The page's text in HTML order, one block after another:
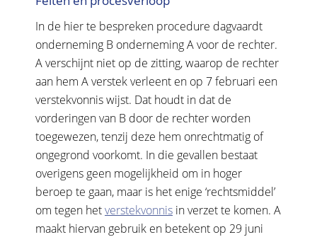
In de hier te bespreken procedure dagvaardt
onderneming B onderneming A voor de rechter.
A verschijnt niet op de zitting, waarop de rechter
aan hem A verstek verleent en op 7 februari een
verstekvonnis wijst. Dat houdt in dat de
vorderingen van B door de rechter worden
toegewezen, tenzij deze hem onrechtmatig of
ongegrond voorkomt. In die gevallen bestaat
overigens geen mogelijkheid om in hoger
beroep te gaan, maar is het enige ‘rechtsmiddel’
om tegen hetverstekvonnis in verzet te komen. A
maakt hiervan gebruik en betekent op 29 juni